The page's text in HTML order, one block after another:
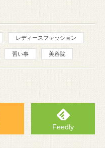
レディースファッション
習い事 美容院
Feedly